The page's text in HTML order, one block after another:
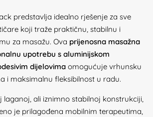
predstavlja idealno rješenje za sve
koji traže praktičnu, stabilnu i
za masažu. Ova prijenosna masažna
upotrebu s aluminijskom
dijelovima omogućuje vrhunsku
i maksimalnu fleksibilnost u radu.
laganoj, ali iznimno stabilnoj konstrukciji,
je prilagođena mobilnim terapeutima,